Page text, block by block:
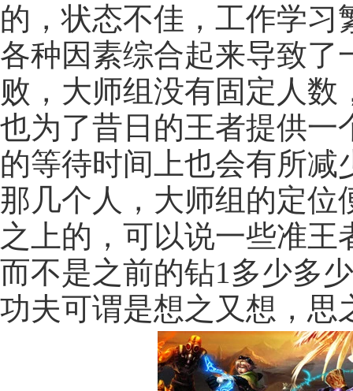
的，状态不佳，工作学
各种因素综合起来导致了
败，大师组没有固定人
也为了昔日的王者提供
的等待时间上也会有所
那几个人，大师组的定位
之上的，可以说一些准
而不是之前的钻1多少多
功夫可谓是想之又想，思